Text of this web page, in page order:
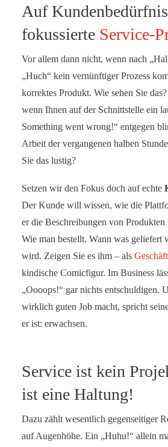
Auf
fokussierte Service-
Vor allem dann nicht, wenn nach
„Huch“ kein vernünftiger Prozess
korrektes Produkt. Wie sehen Sie
wenn Ihnen auf der Schnittstelle ein
Something went wrong!“ entgegen
Arbeit der vergangenen halben
Sie das lustig?
Setzen wir den Fokus doch auf echte
Der Kunde will wissen, wie die
er die Beschreibungen von
Wie man bestellt. Wann was geliefert
wird. Zeigen Sie es ihm – als
kindische Comicfigur. Im Business
„Oooops!“ gar nichts entschuldigen.
wirklich guten Job macht, spricht
er ist: erwachsen.
Service ist kein
ist eine Haltung!
Dazu zählt wesentlich gegenseitiger
auf Augenhöhe. Ein „Huhu!“ allein